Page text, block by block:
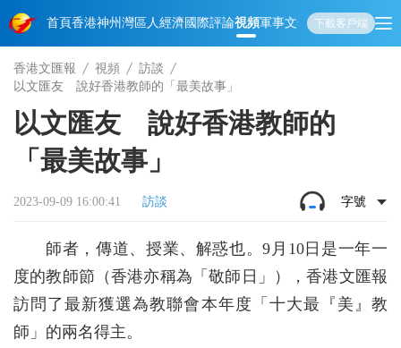
首頁香港神州 灣區人經濟國際評論視頻軍事文化 娛樂生活教育體
下載客戶端
香港文匯報 視頻
訪談
以文匯友 說好香港教師的「最美故事」
以文匯友 說好香港教師的
「最美故事」
2023-09-09 16:00:41 訪談 字號
師者，傳道、授業、解惑也。9月10日是一年一
度的教師節（香港亦稱為「敬師日」），香港文匯報
訪問了最新獲選為教聯會本年度「十大最『美』教
師」的兩名得主。